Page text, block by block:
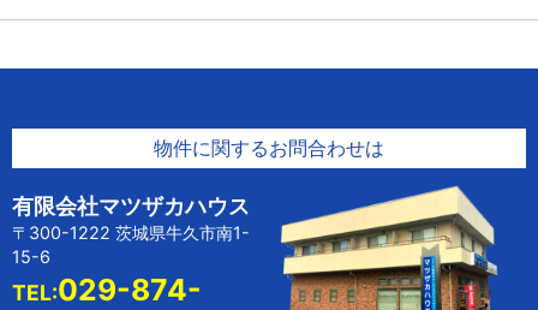
物件に関するお問合わせは
有限会社マツザカハウス
〒300-1222 茨城県牛久市南1-
15-6
TEL:029-874-